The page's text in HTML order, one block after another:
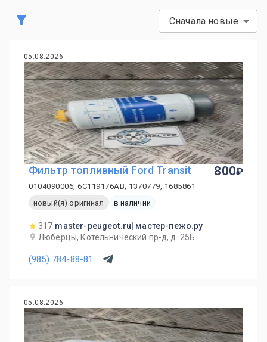
Сначала новые
05.08.2026
Фильтр топливный Ford Transit
0104090006, 6C119176AB, 1370779, 1685861
новый(я) оригинал
в наличии
317 master-peugeot.ru| мастер-пежо.ру
Люберцы, Котельнический пр-д, д. 25Б
(985) 784-88-81
800
05.08.2026